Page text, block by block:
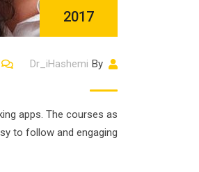
2017
By
Dr_iHashemi
apps. The courses as
to follow and engaging.